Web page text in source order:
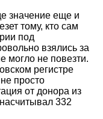
значение еще и
тому, кто сам
под
взялись за
могло не повезти.
регистре
просто
от донора из
332